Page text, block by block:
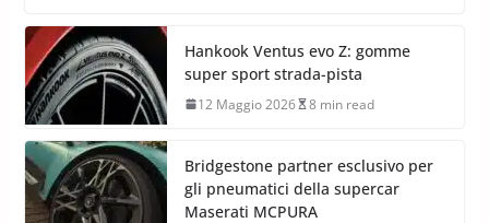
Hankook Ventus evo Z: gomme
super sport strada-pista
12 Maggio 2026 8 min read
Bridgestone partner esclusivo per
gli pneumatici della supercar
Maserati MCPURA